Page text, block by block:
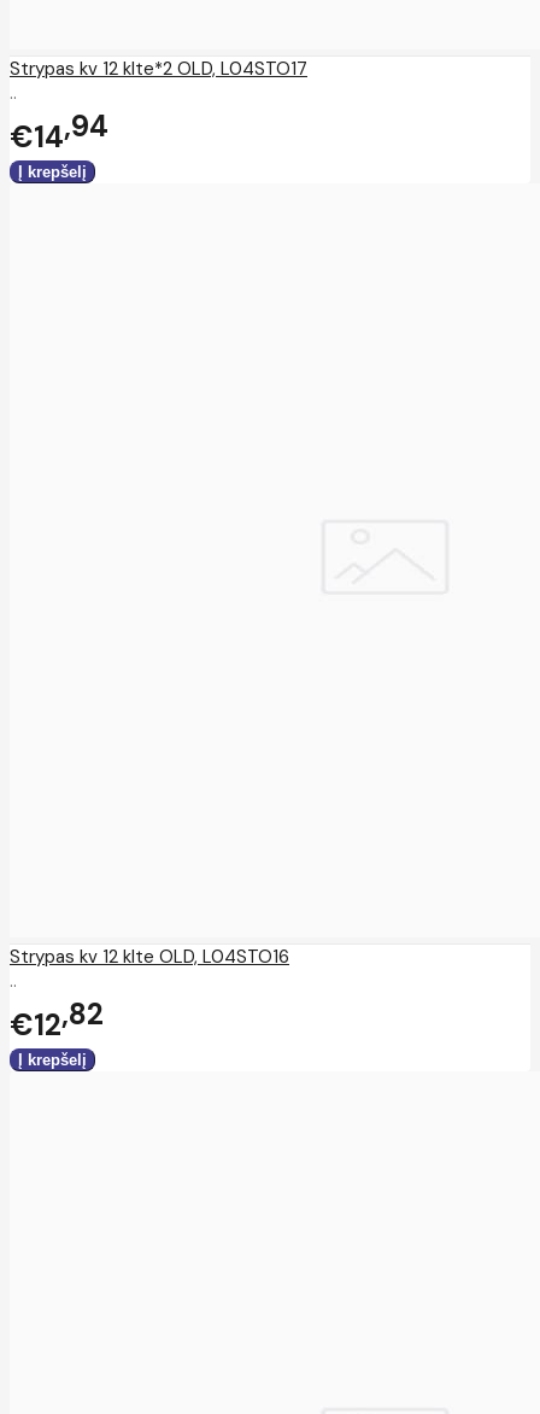
Strypas kv 12 klte*2 OLD, L04STO17
..
€14 94
Strypas kv 12 klte OLD, L04STO16
..
€12 82